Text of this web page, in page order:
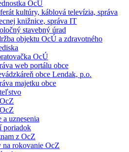
OcÚ
kultúry, káblová televízia, správa
knižnice, správa IT
stavebný úrad
objektu OcÚ a zdravotného
OcÚ
web portálu obce
obce Lendak, p.o.
majetku obce
a uznesenia
poriadok
z OcZ
na rokovanie OcZ